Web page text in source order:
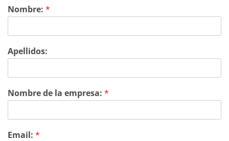
Nombre: *
Apellidos:
Nombre de la empresa: *
Email: *